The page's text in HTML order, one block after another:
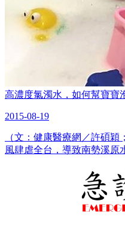
高濃度氯濁水，如何幫寶寶
2015-08-19
（文：健康醫療網／許碩
風肆虐全台，導致南勢溪